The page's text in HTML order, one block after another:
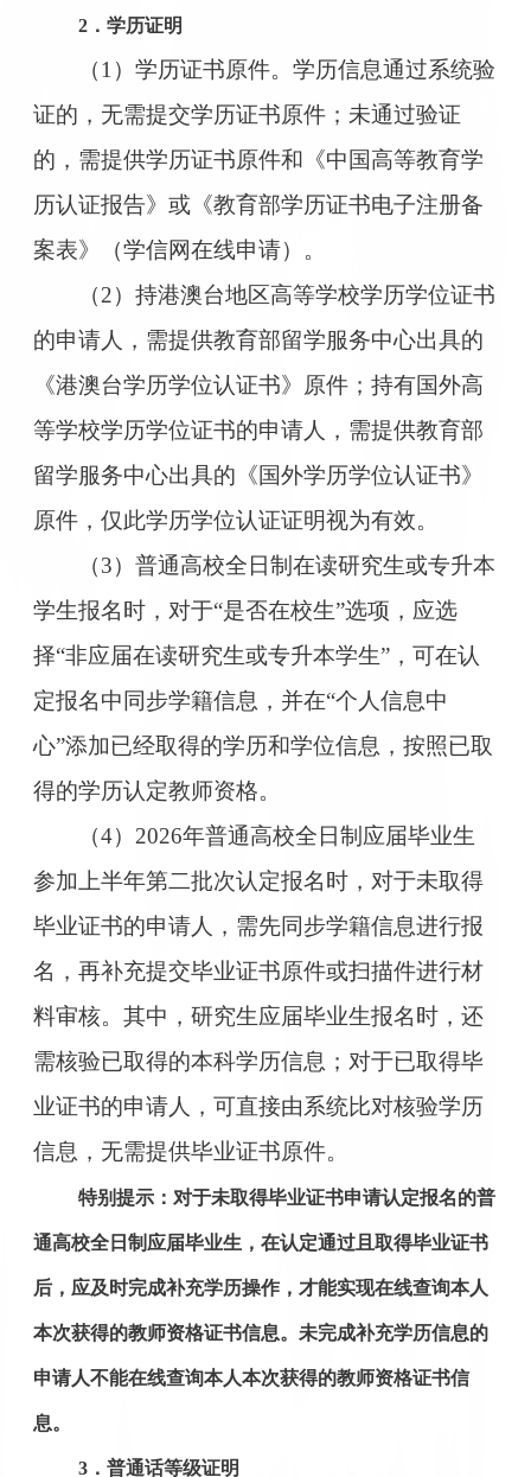
2．学历证明
（1）学历证书原件。学历信息通过系统验
证的，无需提交学历证书原件；未通过验证
的，需提供学历证书原件和《中国高等教育学
历认证报告》或《教育部学历证书电子注册备
案表》（学信网在线申请）。
（2）持港澳台地区高等学校学历学位证书
的申请人，需提供教育部留学服务中心出具的
《港澳台学历学位认证书》原件；持有国外高
等学校学历学位证书的申请人，需提供教育部
留学服务中心出具的《国外学历学位认证书》
原件，仅此学历学位认证证明视为有效。
（3）普通高校全日制在读研究生或专升本
学生报名时，对于“是否在校生”选项，应选
择“非应届在读研究生或专升本学生”，可在认
定报名中同步学籍信息，并在“个人信息中
心”添加已经取得的学历和学位信息，按照已取
得的学历认定教师资格。
（4）2026年普通高校全日制应届毕业生
参加上半年第二批次认定报名时，对于未取得
毕业证书的申请人，需先同步学籍信息进行报
名，再补充提交毕业证书原件或扫描件进行材
料审核。其中，研究生应届毕业生报名时，还
需核验已取得的本科学历信息；对于已取得毕
业证书的申请人，可直接由系统比对核验学历
信息，无需提供毕业证书原件。
特别提示：对于未取得毕业证书申请认定报名的普
通高校全日制应届毕业生，在认定通过且取得毕业证书
后，应及时完成补充学历操作，才能实现在线查询本人
本次获得的教师资格证书信息。未完成补充学历信息的
申请人不能在线查询本人本次获得的教师资格证书信
息。
3．普通话等级证明